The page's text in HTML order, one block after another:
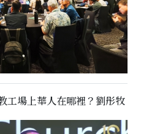
工場上華人在哪裡？劉彤牧